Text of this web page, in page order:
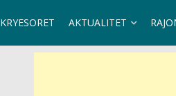
KRYESORET AKTUALITET